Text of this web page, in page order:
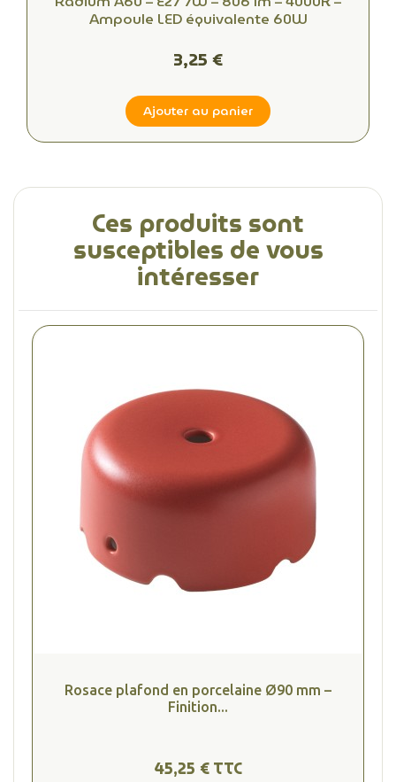
Ampoule LED équivalente 60W
3,25 €
Ajouter au panier
Ces produits sont
susceptibles de vous
intéresser
Rosace plafond en porcelaine Ø90 mm –
Finition...
45,25 € TTC